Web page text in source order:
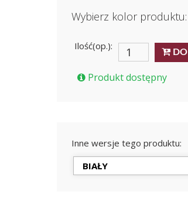
Wybierz kolor produktu:
Ilość(op.):
DO
Produkt dostępny
Inne wersje tego produktu:
BIAŁY